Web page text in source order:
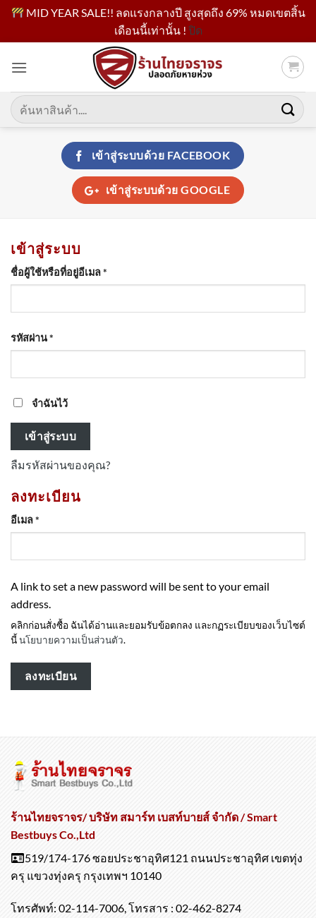
MID YEAR SALE!! ลดแรงกลางปี สูงสุดถึง 69% หมดเขตสิ้น
เดือนนี้เท่านั้น ! ปิด
เนื้อหา
ค้นหา:
เข้าสู่ระบบด้วย FACEBOOK
เข้าสู่ระบบด้วยGOOGLE
เข้าสู่ระบบ
ชื่อผู้ใช้หรือที่อยู่อีเมล*
รหัสผ่าน*
จำฉันไว้
เข้าสู่ระบบ
ลืมรหัสผ่านของคุณ?
ลงทะเบียน
อีเมล*
A link to set a new password will be sent to your email
address.
คลิกก่อนสั่งซื้อ ฉันได้อ่านและยอมรับข้อตกลง และกฏระเบียบของเว็บไซต์
นี้นโยบายความเป็นส่วนตัว.
ลงทะเบียน
ร้านไทยจราจร/ บริษัท สมาร์ท เบสท์บายส์ จำกัด / Smart
Bestbuys Co.,Ltd
519/174-176 ซอยประชาอุทิศ121 ถนนประชาอุทิศ เขตทุ่ง
ครุ แขวงทุ่งครุ กรุงเทพฯ 10140
โทรศัพท์: 02-114-7006, โทรสาร : 02-462-8274